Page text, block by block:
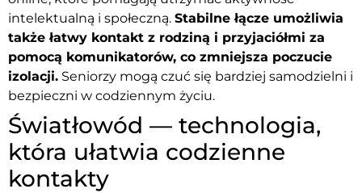
intelektualną i społeczną. Stabilne łącze umożliwia
także łatwy kontakt z rodziną i przyjaciółmi za
pomocą komunikatorów, co zmniejsza poczucie
izolacji. Seniorzy mogą czuć się bardziej samodzielni i
bezpieczni w codziennym życiu.
Światłowód — technologia,
która ułatwia codzienne
kontakty